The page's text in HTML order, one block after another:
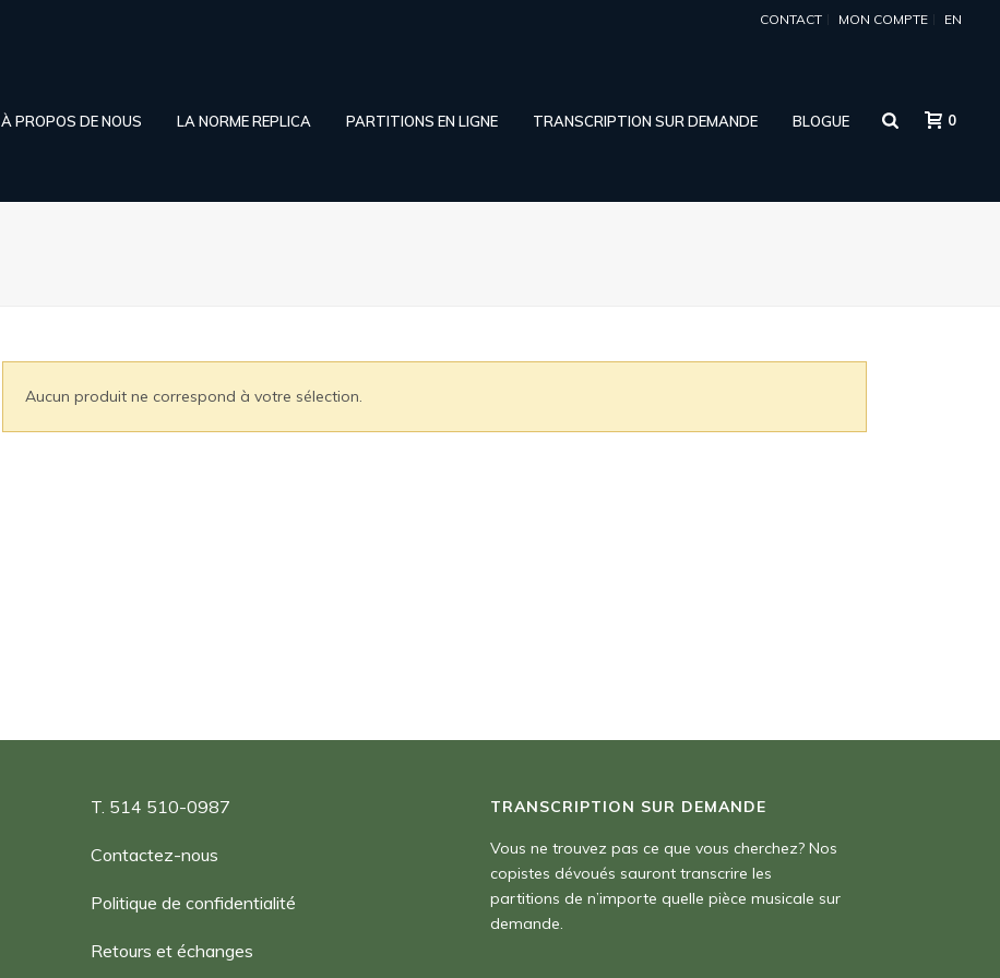
CONTACT MON COMPTE EN
À PROPOS DE NOUS LA NORME REPLICA PARTITIONS EN LIGNE TRANSCRIPTION SUR DEMANDE BLOGUE 0
Aucun produit ne correspond à votre sélection.
T. 514 510-0987
Contactez-nous
Politique de confidentialité
Retours et échanges
TRANSCRIPTION SUR DEMANDE
Vous ne trouvez pas ce que vous cherchez? Nos
copistes dévoués sauront transcrire les
partitions de n’importe quelle pièce musicale sur
demande.